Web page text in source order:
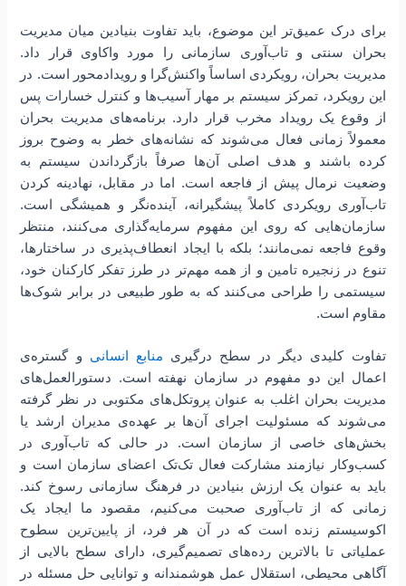
برای درک عمیق‌تر این موضوع، باید تفاوت بنیادین میان مدیریت
بحران سنتی و تاب‌آوری سازمانی را مورد واکاوی قرار داد.
مدیریت بحران، رویکردی اساساً واکنش‌گرا و رویدادمحور است. در
این رویکرد، تمرکز سیستم بر مهار آسیب‌ها و کنترل خسارات پس
از وقوع یک رویداد مخرب قرار دارد. برنامه‌های مدیریت بحران
معمولاً زمانی فعال می‌شوند که نشانه‌های خطر به وضوح بروز
کرده باشند و هدف اصلی آن‌ها صرفاً بازگرداندن سیستم به
وضعیت نرمال پیش از فاجعه است. اما در مقابل، نهادینه کردن
تاب‌آوری رویکردی کاملاً پیشگیرانه، آینده‌نگر و همیشگی است.
سازمان‌هایی که روی این مفهوم سرمایه‌گذاری می‌کنند، منتظر
وقوع فاجعه نمی‌مانند؛ بلکه با ایجاد انعطاف‌پذیری در ساختارها،
تنوع در زنجیره تامین و از همه مهم‌تر در طرز تفکر کارکنان خود،
سیستمی را طراحی می‌کنند که به طور طبیعی در برابر شوک‌ها
مقاوم است.
تفاوت کلیدی دیگر در سطح درگیری منابع انسانی و گستره‌ی
اعمال این دو مفهوم در سازمان نهفته است. دستورالعمل‌های
مدیریت بحران اغلب به عنوان پروتکل‌های مکتوبی در نظر گرفته
می‌شوند که مسئولیت اجرای آن‌ها بر عهده‌ی مدیران ارشد یا
بخش‌های خاصی از سازمان است. در حالی که تاب‌آوری در
کسب‌و‌کار نیازمند مشارکت فعال تک‌تک اعضای سازمان است و
باید به عنوان یک ارزش بنیادین در فرهنگ سازمانی رسوخ کند.
زمانی که از تاب‌آوری صحبت می‌کنیم، مقصود ما ایجاد یک
اکوسیستم زنده است که در آن هر فرد، از پایین‌ترین سطوح
عملیاتی تا بالاترین رده‌های تصمیم‌گیری، دارای سطح بالایی از
آگاهی محیطی، استقلال عمل هوشمندانه و توانایی حل مسئله در